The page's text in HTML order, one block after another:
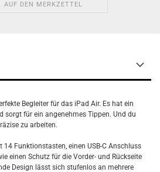
AUF DEN MERKZETTEL
Begleiter für das iPad Air. Es hat ein
sorgt für ein angenehmes Tippen. Und du
zu arbeiten.
14 Funktions­tasten, einen USB-C Anschluss
einen Schutz für die Vorder- und Rückseite
Design lässt sich stufenlos an mehrere